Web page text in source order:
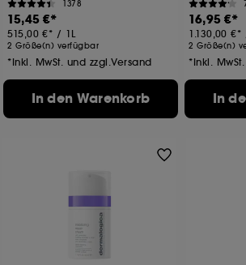
1378
15,45 €
515,00 € / 1L
2 Größe(n) verfügbar
*Inkl. MwSt. und zzgl.Versand
In den Warenkorb
16,95 €
1.130,00 €
2 Größe(n)
*Inkl.
In